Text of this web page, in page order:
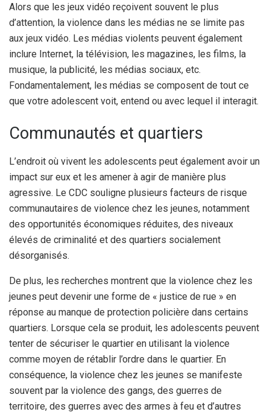
Alors que les jeux vidéo reçoivent souvent le plus
d’attention, la violence dans les médias ne se limite pas
aux jeux vidéo. Les médias violents peuvent également
inclure Internet, la télévision, les magazines, les films, la
musique, la publicité, les médias sociaux, etc.
Fondamentalement, les médias se composent de tout ce
que votre adolescent voit, entend ou avec lequel il interagit.
Communautés et quartiers
L’endroit où vivent les adolescents peut également avoir un
impact sur eux et les amener à agir de manière plus
agressive. Le CDC souligne plusieurs facteurs de risque
communautaires de violence chez les jeunes, notamment
des opportunités économiques réduites, des niveaux
élevés de criminalité et des quartiers socialement
désorganisés.
De plus, les recherches montrent que la violence chez les
jeunes peut devenir une forme de « justice de rue » en
réponse au manque de protection policière dans certains
quartiers. Lorsque cela se produit, les adolescents peuvent
tenter de sécuriser le quartier en utilisant la violence
comme moyen de rétablir l’ordre dans le quartier. En
conséquence, la violence chez les jeunes se manifeste
souvent par la violence des gangs, des guerres de
territoire, des guerres avec des armes à feu et d’autres